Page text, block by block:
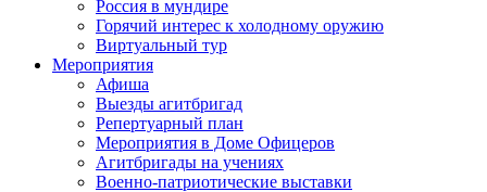
Россия в мундире
Горячий интерес к холодному оружию
Виртуальный тур
Мероприятия
Афиша
Выезды агитбригад
Репертуарный план
Мероприятия в Доме Офицеров
Агитбригады на учениях
Военно-патриотические выставки